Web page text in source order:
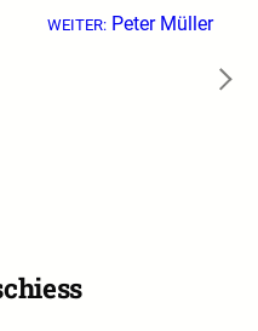
WEITER: Peter Müller
→